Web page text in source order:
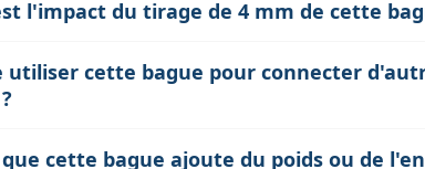
l'impact du tirage de 4 mm de cette
ce qui permet d'obtenir une mise au point précise
utiliser cette bague pour connecter
que cette bague ajoute du poids ou de